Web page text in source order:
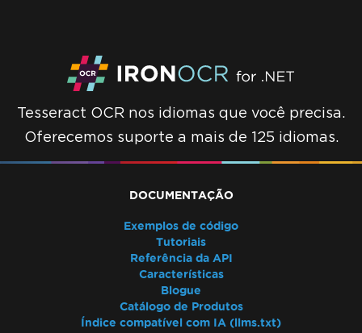
Tesseract OCR nos idiomas que você precisa.
Oferecemos suporte a mais de 125 idiomas.
DOCUMENTAÇÃO
Exemplos de código
Tutoriais
Referência da API
Características
Blogue
Catálogo de Produtos
Índice compatível com IA (llms.txt)